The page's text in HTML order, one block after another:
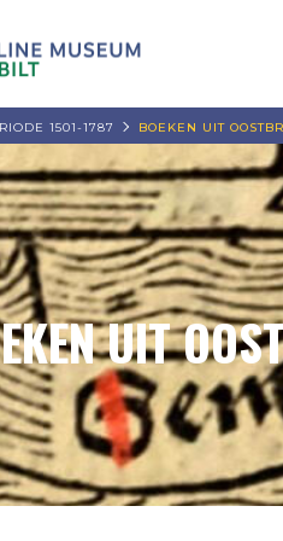
1501-1787 BOEKEN UIT
UIT